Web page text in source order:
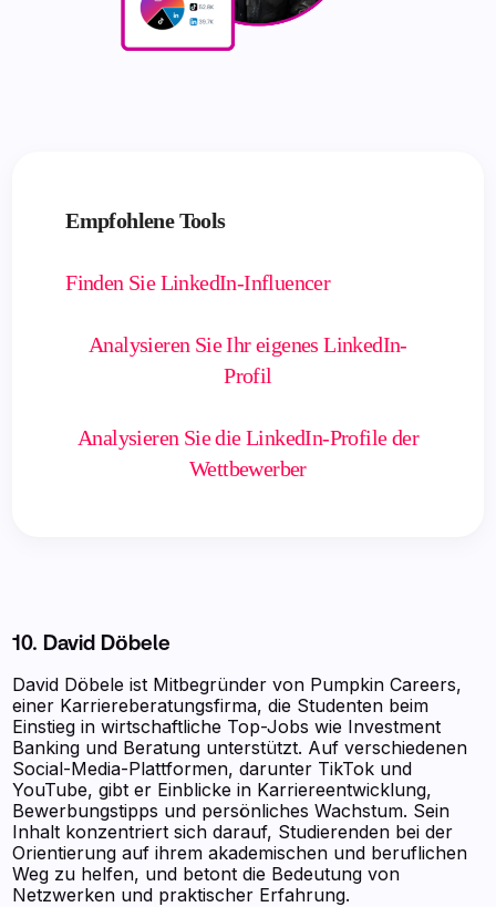
Empfohlene Tools
Finden Sie LinkedIn-Influencer
Analysieren Sie Ihr eigenes LinkedIn-
Profil
Analysieren Sie die LinkedIn-Profile der
Wettbewerber
10. David Döbele
David Döbele ist Mitbegründer von Pumpkin Careers,
einer Karriereberatungsfirma, die Studenten beim
Einstieg in wirtschaftliche Top-Jobs wie Investment
Banking und Beratung unterstützt. Auf verschiedenen
Social-Media-Plattformen, darunter TikTok und
YouTube, gibt er Einblicke in Karriereentwicklung,
Bewerbungstipps und persönliches Wachstum. Sein
Inhalt konzentriert sich darauf, Studierenden bei der
Orientierung auf ihrem akademischen und beruflichen
Weg zu helfen, und betont die Bedeutung von
Netzwerken und praktischer Erfahrung.